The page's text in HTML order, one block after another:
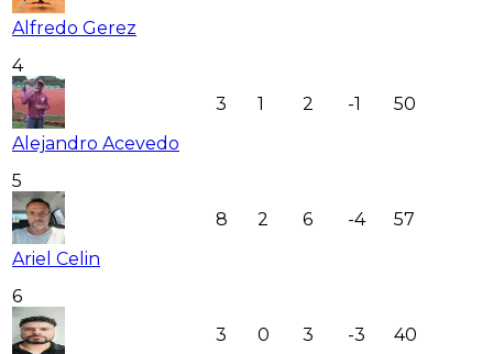
Alfredo Gerez
4
Alejandro Acevedo
3 1 2 -1 50
5
Ariel Celin
8 2 6 -4 57
6
3 0 3 -3 40